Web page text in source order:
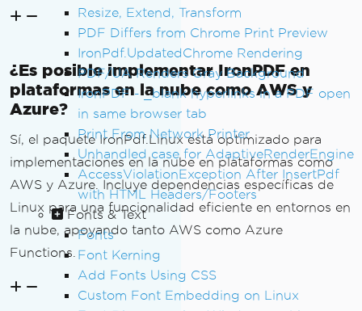
Resize, Extend, Transform
PDF Differs from Chrome Print Preview
IronPdf.UpdatedChrome Rendering
PDF/UA Renders Gray Background
IronPDF - _blank hyperlinks in a PDF open
in same browser tab
Print From Network Printer
Unhandled case for AdaptiveRenderEngine
AccessViolationException After InsertPdf
with HTML Headers/Footers
Fonts & Text
Fonts
Font Kerning
Add Fonts Using CSS
Custom Font Embedding on Linux
¿Es posible implementar IronPDF en
plataformas en la nube como AWS y
Azure?
Sí, el paquete IronPdf.Linux está optimizado para
implementaciones en la nube en plataformas como
AWS y Azure. Incluye dependencias específicas de
Linux para una funcionalidad eficiente en entornos en
la nube, apoyando tanto AWS como Azure
Functions.